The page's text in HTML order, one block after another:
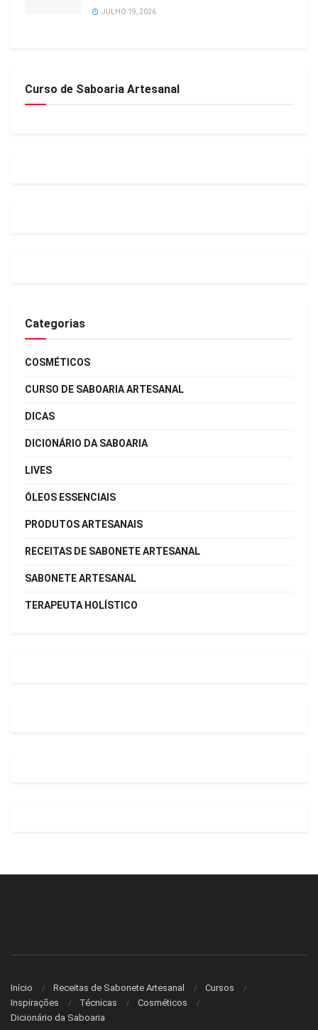
JULHO 19, 2026
Curso de Saboaria Artesanal
Categorias
COSMÉTICOS
CURSO DE SABOARIA ARTESANAL
DICAS
DICIONÁRIO DA SABOARIA
LIVES
ÓLEOS ESSENCIAIS
PRODUTOS ARTESANAIS
RECEITAS DE SABONETE ARTESANAL
SABONETE ARTESANAL
TERAPEUTA HOLÍSTICO
Início Receitas de Sabonete Artesanal
Cursos
Inspirações
Técnicas
Cosméticos
Dicionário da Saboaria